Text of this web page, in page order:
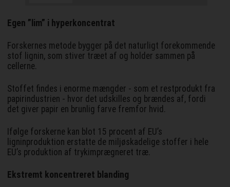
Egen ”lim” i hyperkoncentrat
Forskernes metode bygger på det naturligt forekommende
stof lignin, som stiver træet af og holder sammen på
cellerne.
Stoffet findes i enorme mængder - som et restprodukt fra
papirindustrien - hvor det udskilles og brændes af, fordi
det giver papir en brunlig farve fremfor hvid.
Ifølge forskerne kan blot 15 procent af EU’s
ligninproduktion erstatte de miljøskadelige stoffer i hele
EU’s produktion af trykimprægneret træ.
Ekstremt koncentreret blanding